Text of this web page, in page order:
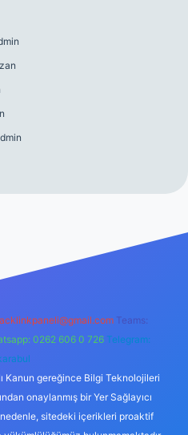
Teams:
0262 606 0 726 Telegram:
Kanun gereğince Bilgi Teknolojileri
onaylanmış bir Yer Sağlayıcı
sitedeki içerikleri proaktif